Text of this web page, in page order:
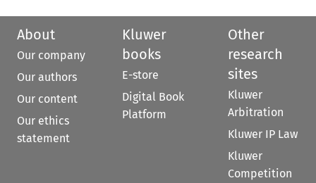
About
Our company
Our authors
Our content
Our ethics
statement
Kluwer
books
E-store
Digital Book
Platform
Other
research
sites
Kluwer
Arbitration
Kluwer IP Law
Kluwer
Competition